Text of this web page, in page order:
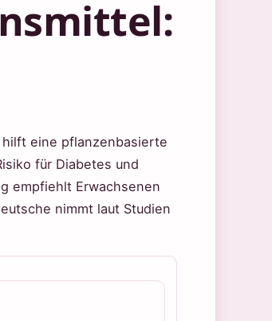
eine pflanzenbasierte
für Diabetes und
empfiehlt Erwachsenen
nimmt laut Studien